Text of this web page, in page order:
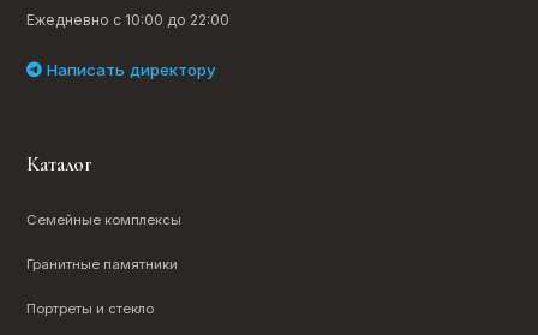
Ежедневно с 10:00 до 22:00
Написать директору
Каталог
Семейные комплексы
Гранитные памятники
Портреты и стекло